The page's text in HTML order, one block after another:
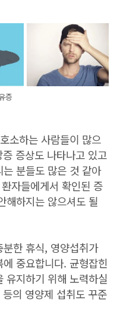
증
소하는 사람들이 많으
증상도 나타나고 있고
분들도 많은 것 같아
자들에게서 확인된 증
해하지는 않으셔도 될
한 휴식, 영양섭취가
중요합니다. 균형잡힌
유지하기 위해 노력하실
의 영양제 섭취도 꾸준